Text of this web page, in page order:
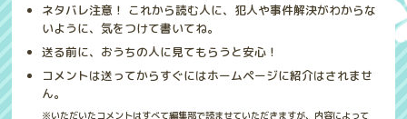
ネタバレ注意！ これから読む人に、犯人や事件解決がわからな
いように、気をつけて書いてね。
送る前に、おうちの人に見てもらうと安心！
コメントは送ってからすぐにはホームページに紹介はされませ
ん。
※いただいたコメントはすべて編集部で読ませていただきますが、内容によって